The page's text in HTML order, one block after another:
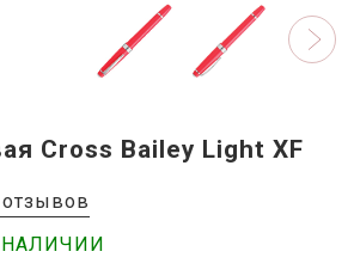
Cross Bailey Light XF
НАЛИЧИИ